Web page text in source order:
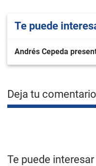
Te puede
Andrés Cepeda
Deja tu comentario
Te puede interesar